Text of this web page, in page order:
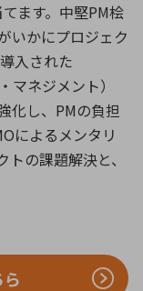
技術
サービス
T
X
検索
ます。中堅PM桧
いかにプロジェク
入された
マネジメント）
化し、PMの負担
によるメンタリ
の課題解決と、